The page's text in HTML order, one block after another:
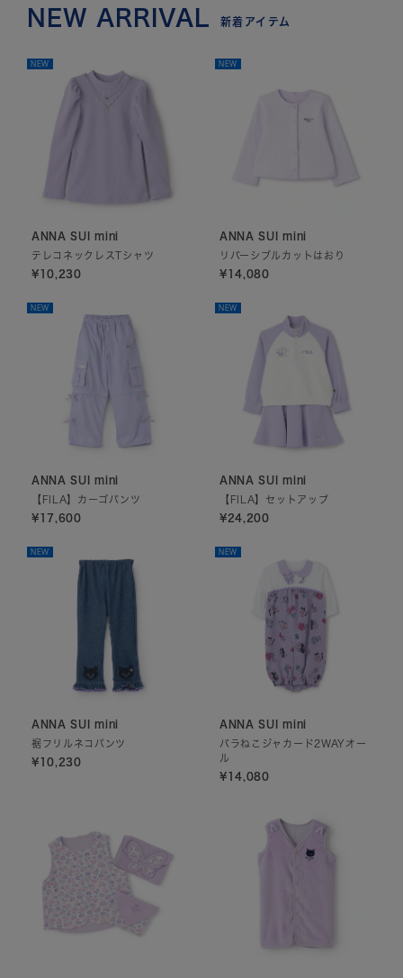
NEW ARRIVAL 新着アイテム
NEW
ANNA SUI mini
テレコネックレスTシャツ
¥10,230
NEW
ANNA SUI mini
リバーシブルカットはおり
¥14,080
NEW
ANNA SUI mini
【FILA】カーゴパンツ
¥17,600
NEW
ANNA SUI mini
【FILA】セットアップ
¥24,200
NEW
ANNA SUI mini
裾フリルネコパンツ
¥10,230
NEW
ANNA SUI mini
バラねこジャカード2WAYオー
ル
¥14,080